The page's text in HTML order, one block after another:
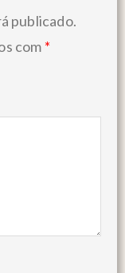
publicado.
com *